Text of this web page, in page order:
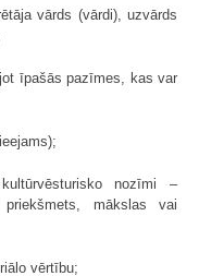
vārds (vārdi), uzvārds
īpašās pazīmes, kas var
nozīmi –
mākslas vai
vērtību;